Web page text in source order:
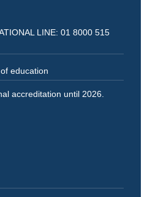
LINE: 01 8000 515
education
accreditation until 2026.